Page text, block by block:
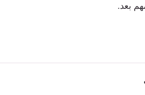
بعد.